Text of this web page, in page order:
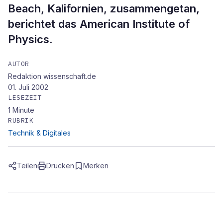
Beach, Kalifornien, zusammengetan,
berichtet das American Institute of
Physics.
AUTOR
Redaktion wissenschaft.de
01. Juli 2002
LESEZEIT
1 Minute
RUBRIK
Technik & Digitales
Teilen Drucken Merken